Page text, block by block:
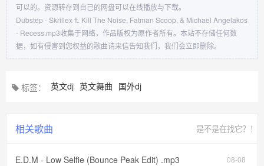
可以的。资源转存到自己的网盘可以在线播放与下载。
Dubstep - Skrillex ft. Kill The Noise, Fatman Scoop, & Michael Angelakos
- Recess.mp3收集于网络，作品版权为原作者所有。本站不存储任何数
据，如有侵害到您权益的歌曲请来信告知我们，我们会立即删除。
标签： 英文dj 英文舞曲 国外dj
相关歌曲 是不是在找它？！
08-08
E.D.M - Low Selfie (Bounce Peak Edit) .mp3